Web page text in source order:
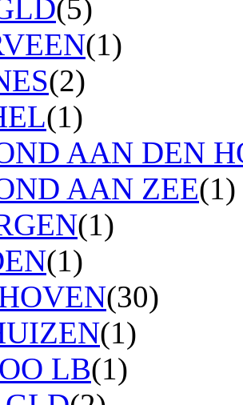
(5)
(1)
(2)
(1)
AAN DEN
AAN ZEE(1)
(1)
(1)
(30)
(1)
LB(1)